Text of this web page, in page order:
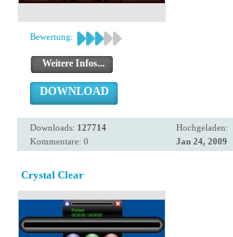
Bewertung:
Weitere Infos...
DOWNLOAD
Downloads: 127714
Kommentare: 0
Hochgeladen:
Jan 24, 2009
Crystal Clear